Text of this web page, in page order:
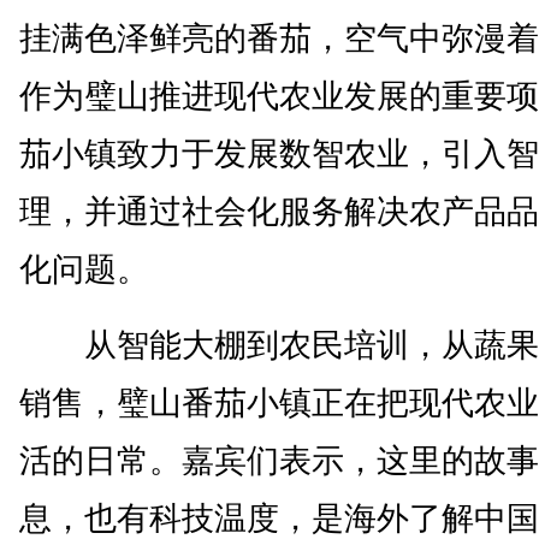
挂满色泽鲜亮的番茄，空气中弥漫
作为璧山推进现代农业发展的重要
茄小镇致力于发展数智农业，引入
理，并通过社会化服务解决农产品
化问题。
从智能大棚到农民培训，从蔬果
销售，璧山番茄小镇正在把现代农
活的日常。嘉宾们表示，这里的故
息，也有科技温度，是海外了解中